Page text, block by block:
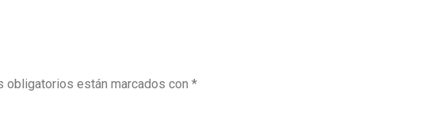
obligatorios están marcados con *